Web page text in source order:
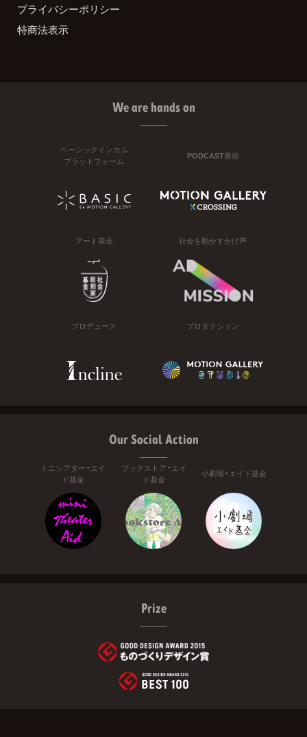
プライバシーポリシー
特商法表示
We are hands on
ベーシックインカム
プラットフォーム
PODCAST番組
アート基金 社会を動かすかけ声
プロデュース プロダクション
Our Social Action
ミニシアター・エイ
ド基金
ブックストア・エイ
ド基金
小劇場・エイド基金
Prize